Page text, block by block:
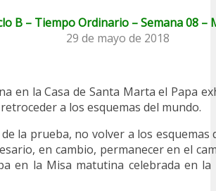
B – Tiempo Ordinario – Semana 08 –
29 de mayo de 2018
en la Casa de Santa Marta el Papa
a los esquemas del mundo.
la prueba, no volver a los esquemas
en cambio, permanecer en el
en la Misa matutina celebrada en la